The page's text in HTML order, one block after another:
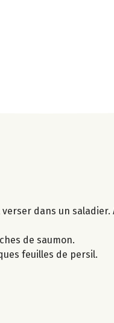
dans un
de saumon.
feuilles de persil.